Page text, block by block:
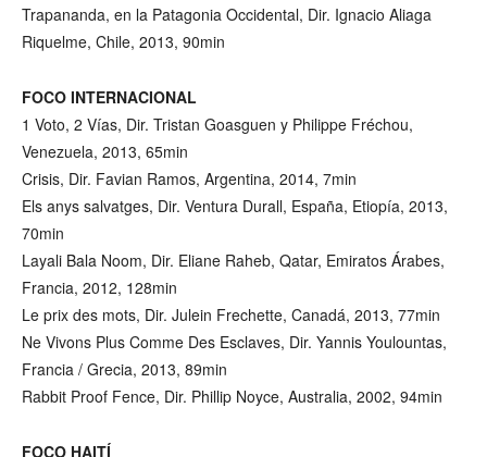
Trapananda, en la Patagonia Occidental, Dir. Ignacio Aliaga
Riquelme, Chile, 2013, 90min
FOCO INTERNACIONAL
1 Voto, 2 Vías, Dir. Tristan Goasguen y Philippe Fréchou,
Venezuela, 2013, 65min
Crisis, Dir. Favian Ramos, Argentina, 2014, 7min
Els anys salvatges, Dir. Ventura Durall, España, Etiopía, 2013,
70min
Layali Bala Noom, Dir. Eliane Raheb, Qatar, Emiratos Árabes,
Francia, 2012, 128min
Le prix des mots, Dir. Julein Frechette, Canadá, 2013, 77min
Ne Vivons Plus Comme Des Esclaves, Dir. Yannis Youlountas,
Francia / Grecia, 2013, 89min
Rabbit Proof Fence, Dir. Phillip Noyce, Australia, 2002, 94min
FOCO HAITÍ